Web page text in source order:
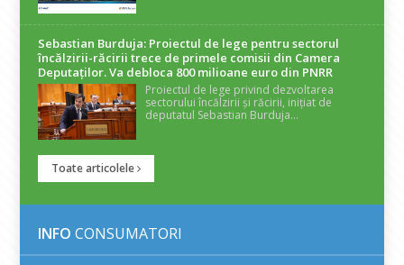
Sebastian Burduja: Proiectul de lege pentru sectorul
încălzirii-răcirii trece de primele comisii din Camera
Deputaților. Va debloca 800 milioane euro din PNRR
Proiectul de lege privind dezvoltarea
sectorului încălzirii și răcirii, inițiat de
deputatul Sebastian Burduja...
Toate articolele
INFO CONSUMATORI